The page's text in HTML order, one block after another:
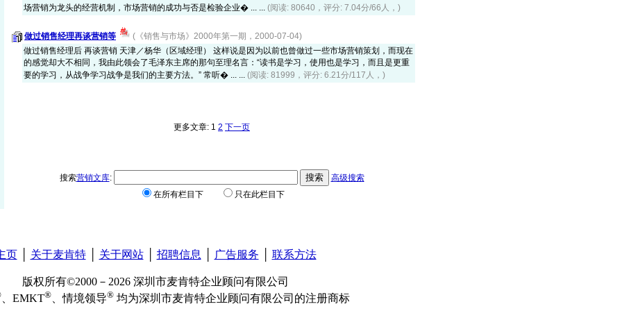
场营销为龙头的经营机制，市场营销的成功与否是检验企业� ... ... (阅读: 80640，评分: 7.04分/66人，)
做过销售经理再谈营销等
(《销售与市场》2000年第一期，2000-07-04)
做过销售经理后 再谈营销 天津／杨华（区域经理） 这样说是因为以前也曾做过一些市场营销策划，而现在
的感觉却大不相同，我由此领会了毛泽东主席的那句至理名言：“读书是学习，使用也是学习，而且是更重
要的学习，从战争学习战争是我们的主要方法。” 常听� ... ... (阅读: 81999，评分: 6.21分/117人，)
更多文章: 1 2 下一页
搜索营销文库:
高级搜索
在所有栏目下
只在此栏目下
页│ 关于麦肯特│ 关于网站│ 招聘信息 广告服务 联系方法
版权所有©2000－2026 深圳市麦肯特企业顾问有限公司
、EMKT® 、情境领导® 均为深圳市麦肯特企业顾问有限公司的注册商标